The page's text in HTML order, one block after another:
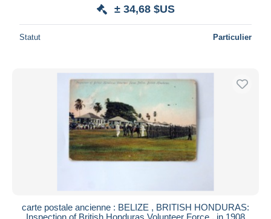
± 34,68 $US
Statut Particulier
carte postale ancienne : BELIZE , BRITISH HONDURAS:
Inspection of British Honduras Volunteer Force , in 1908